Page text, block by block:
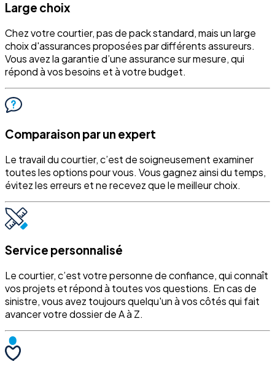
Large choix
Chez votre courtier, pas de pack standard, mais un large
choix d'assurances proposées par différents assureurs.
Vous avez la garantie d’une assurance sur mesure, qui
répond à vos besoins et à votre budget.
Comparaison par un expert
Le travail du courtier, c’est de soigneusement examiner
toutes les options pour vous. Vous gagnez ainsi du temps,
évitez les erreurs et ne recevez que le meilleur choix.
Service personnalisé
Le courtier, c’est votre personne de confiance, qui connaît
vos projets et répond à toutes vos questions. En cas de
sinistre, vous avez toujours quelqu'un à vos côtés qui fait
avancer votre dossier de A à Z.